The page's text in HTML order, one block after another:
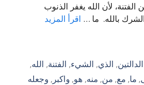
لأن الله يغفر الذنوب
الشرك بالله. ما … اقرأ المزيد
الدالتين, الذي, الشيء, الفتنة, الله,
, ما, مع, من, منه, هو, واكبر , وجعله